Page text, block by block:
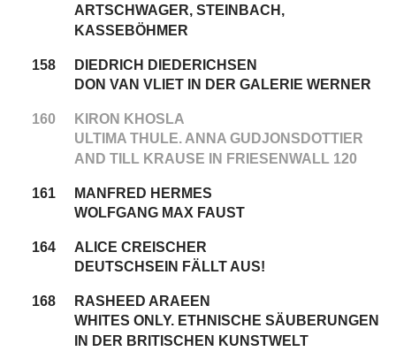
ARTSCHWAGER, STEINBACH,
KASSEBÖHMER
158
DIEDRICH DIEDERICHSEN
DON VAN VLIET IN DER GALERIE WERNER
160
KIRON KHOSLA
ULTIMA THULE. ANNA GUDJONSDOTTIER
AND TILL KRAUSE IN FRIESENWALL 120
161
MANFRED HERMES
WOLFGANG MAX FAUST
164
ALICE CREISCHER
DEUTSCHSEIN FÄLLT AUS!
168
RASHEED ARAEEN
WHITES ONLY. ETHNISCHE SÄUBERUNGEN
IN DER BRITISCHEN KUNSTWELT